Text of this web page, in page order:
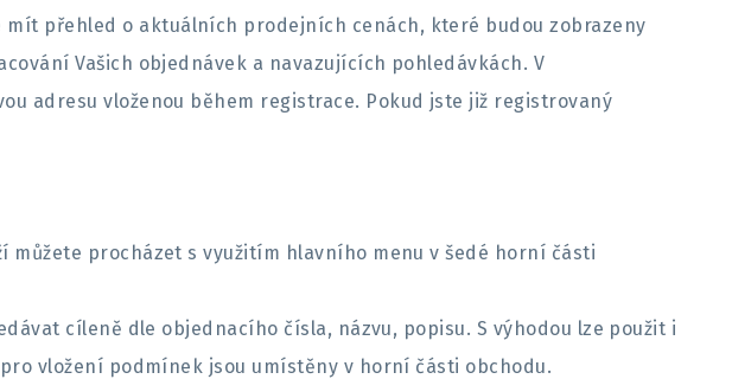
přehled o aktuálních prodejních cenách, které budou zobrazeny
Vašich objednávek a navazujících pohledávkách. V
adresu vloženou během registrace. Pokud jste již registrovaný
procházet s využitím hlavního menu v šedé horní části
cíleně dle objednacího čísla, názvu, popisu. S výhodou lze použit i
vložení podmínek jsou umístěny v horní části obchodu.